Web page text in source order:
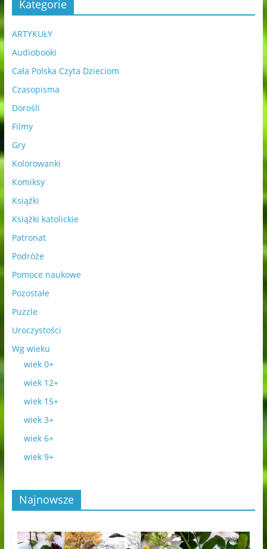
Kategorie
ARTYKUŁY
Audiobooki
Cała Polska Czyta Dzieciom
Czasopisma
Dorośli
Filmy
Gry
Kolorowanki
Komiksy
Książki
Książki katolickie
Patronat
Podróże
Pomoce naukowe
Pozostałe
Puzzle
Uroczystości
Wg wieku
wiek 0+
wiek 12+
wiek 15+
wiek 3+
wiek 6+
wiek 9+
Najnowsze